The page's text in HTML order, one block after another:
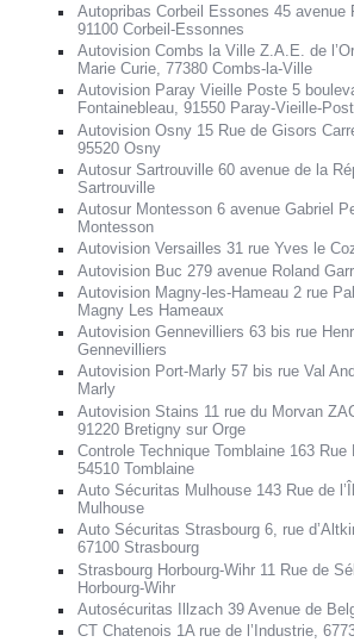
Autopribas Corbeil Essones 45 avenue
91100 Corbeil-Essonnes
Autovision Combs la Ville Z.A.E. de
Marie Curie, 77380 Combs-la-Ville
Autovision Paray Vieille Poste 5
Fontainebleau, 91550 Paray-Vieille-
Autovision Osny 15 Rue de Gisors
95520 Osny
Autosur Sartrouville 60 avenue de la
Sartrouville
Autosur Montesson 6 avenue Gabriel
Montesson
Autovision Versailles 31 rue Yves le
Autovision Buc 279 avenue Roland
Autovision Magny-les-Hameau 2 rue
Magny Les Hameaux
Autovision Gennevilliers 63 bis rue
Gennevilliers
Autovision Port-Marly 57 bis rue Val
Marly
Autovision Stains 11 rue du Morvan
91220 Bretigny sur Orge
Controle Technique Tomblaine 163 Rue
54510 Tomblaine
Auto Sécuritas Mulhouse 143 Rue de
Mulhouse
Auto Sécuritas Strasbourg 6, rue
67100 Strasbourg
Strasbourg Horbourg-Wihr 11 Rue de
Horbourg-Wihr
Autosécuritas Illzach 39 Avenue de
CT Chatenois 1A rue de l’Industrie,